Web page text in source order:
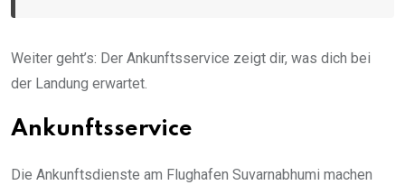
Weiter geht’s: Der Ankunftsservice zeigt dir, was dich bei
der Landung erwartet.
Ankunftsservice
Die Ankunftsdienste am Flughafen Suvarnabhumi machen